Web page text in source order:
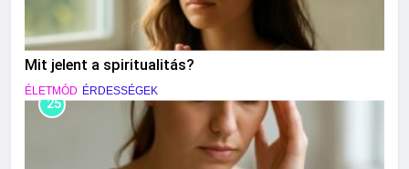
Mit jelent a spiritualitás?
ÉLETMÓD ÉRDESSÉGEK
25